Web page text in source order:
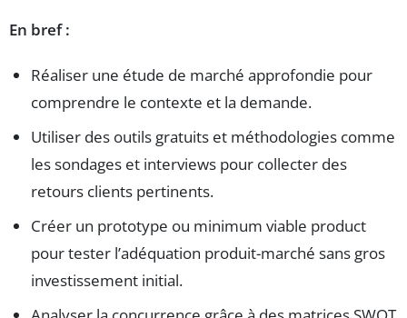
En bref :
Réaliser une étude de marché approfondie pour
comprendre le contexte et la demande.
Utiliser des outils gratuits et méthodologies comme
les sondages et interviews pour collecter des
retours clients pertinents.
Créer un prototype ou minimum viable product
pour tester l’adéquation produit-marché sans gros
investissement initial.